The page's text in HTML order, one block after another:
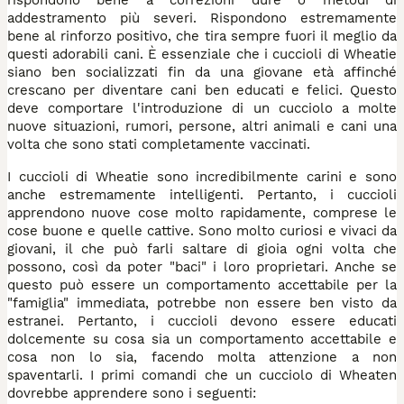
addestramento più severi. Rispondono estremamente
bene al rinforzo positivo, che tira sempre fuori il meglio da
questi adorabili cani. È essenziale che i cuccioli di Wheatie
siano ben socializzati fin da una giovane età affinché
crescano per diventare cani ben educati e felici. Questo
deve comportare l'introduzione di un cucciolo a molte
nuove situazioni, rumori, persone, altri animali e cani una
volta che sono stati completamente vaccinati.
I cuccioli di Wheatie sono incredibilmente carini e sono
anche estremamente intelligenti. Pertanto, i cuccioli
apprendono nuove cose molto rapidamente, comprese le
cose buone e quelle cattive. Sono molto curiosi e vivaci da
giovani, il che può farli saltare di gioia ogni volta che
possono, così da poter "baci" i loro proprietari. Anche se
questo può essere un comportamento accettabile per la
"famiglia" immediata, potrebbe non essere ben visto da
estranei. Pertanto, i cuccioli devono essere educati
dolcemente su cosa sia un comportamento accettabile e
cosa non lo sia, facendo molta attenzione a non
spaventarli. I primi comandi che un cucciolo di Wheaten
dovrebbe apprendere sono i seguenti: